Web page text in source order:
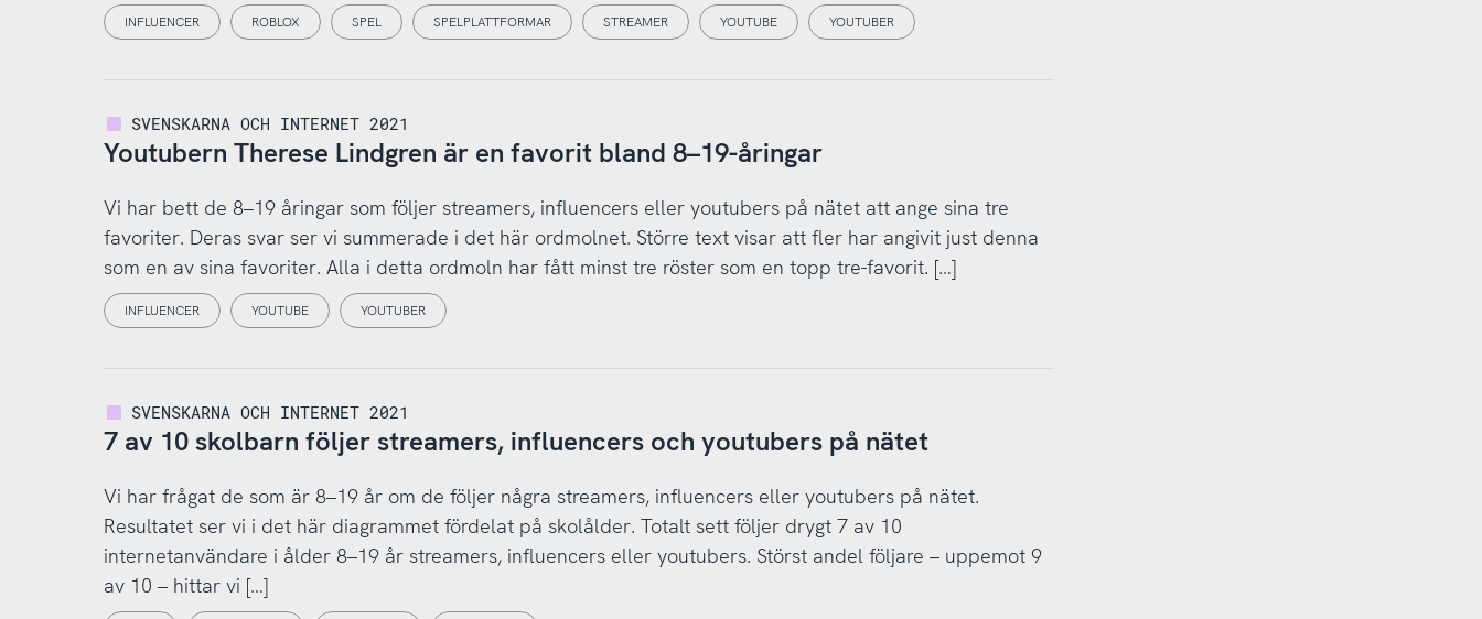
INFLUENCER ROBLOX SPEL SPELPLATTFORMAR STREAMER YOUTUBE YOUTUBER
SVENSKARNA OCH INTERNET 2021
Youtubern Therese Lindgren är en favorit bland 8–19-åringar
Vi har bett de 8–19 åringar som följer streamers, influencers eller youtubers på nätet att ange sina tre
favoriter. Deras svar ser vi summerade i det här ordmolnet. Större text visar att fler har angivit just denna
som en av sina favoriter. Alla i detta ordmoln har fått minst tre röster som en topp tre-favorit. […]
INFLUENCER YOUTUBE YOUTUBER
SVENSKARNA OCH INTERNET 2021
7 av 10 skolbarn följer streamers, influencers och youtubers på nätet
Vi har frågat de som är 8–19 år om de följer några streamers, influencers eller youtubers på nätet.
Resultatet ser vi i det här diagrammet fördelat på skolålder. Totalt sett följer drygt 7 av 10
internetanvändare i ålder 8–19 år streamers, influencers eller youtubers. Störst andel följare – uppemot 9
av 10 – hittar vi […]